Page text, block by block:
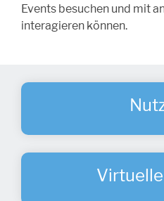
Events besuchen und mit
interagieren können.